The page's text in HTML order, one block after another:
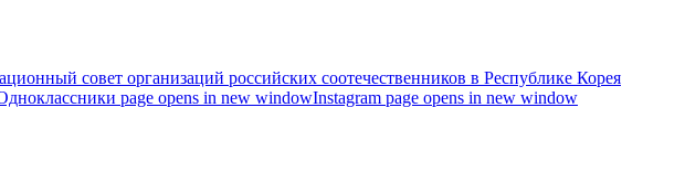
page opens in new windowInstagram page opens in new window